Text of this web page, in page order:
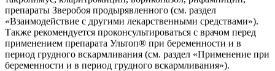
препараты Зверобоя продырявленного (см. раздел
«Взаимодействие с другими лекарственными средствами»).
Также рекомендуется проконсультироваться с врачом перед
применением препарата Ультоп® при беременности и в
период грудного вскармливания (см. раздел «Применение при
беременности и в период грудного вскармливания»).